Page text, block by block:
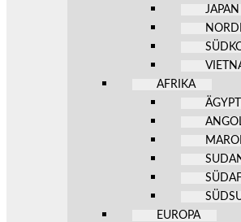
JAPAN
AFRIKA
EUROPA